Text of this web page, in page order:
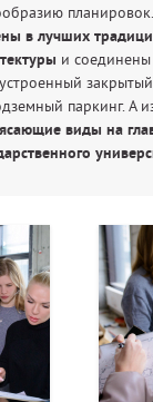
планировок.
в лучших
и соединены
паркинг. А
виды на